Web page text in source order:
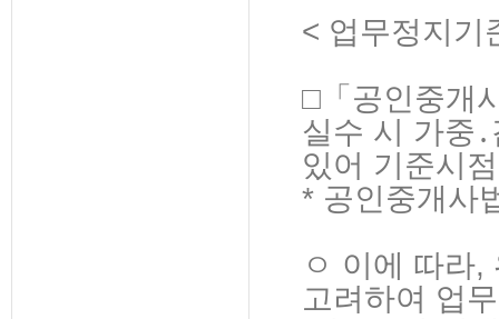
< 업무정지기
□「공인중개
실수 시 가중
있어 기준시
* 공인중개사
ㅇ 이에 따라,
고려하여 업